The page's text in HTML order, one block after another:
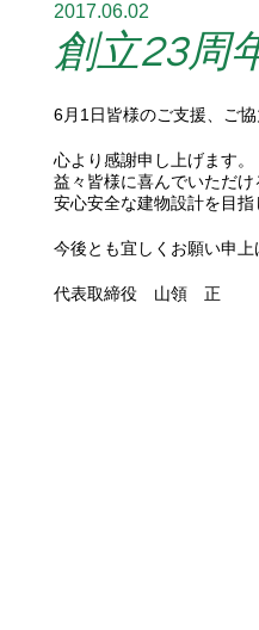
2017.06.02
創立23周
6月1日皆様のご支援、ご
心より感謝申し上げます。
益々皆様に喜んでいただけ
安心安全な建物設計を目
今後とも宜しくお願い申上
代表取締役 山領 正